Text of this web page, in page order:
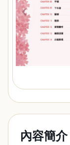
‹
內容簡介